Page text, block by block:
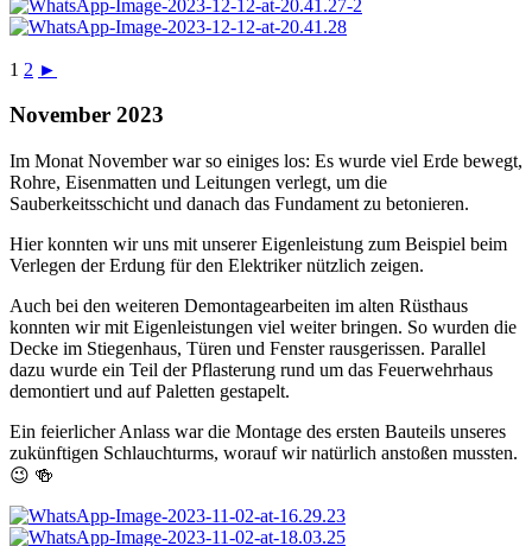
1 2 ►
November 2023
Im Monat November war so einiges los: Es wurde viel Erde bewegt,
Rohre, Eisenmatten und Leitungen verlegt, um die
Sauberkeitsschicht und danach das Fundament zu betonieren.
Hier konnten wir uns mit unserer Eigenleistung zum Beispiel beim
Verlegen der Erdung für den Elektriker nützlich zeigen.
Auch bei den weiteren Demontagearbeiten im alten Rüsthaus
konnten wir mit Eigenleistungen viel weiter bringen. So wurden die
Decke im Stiegenhaus, Türen und Fenster rausgerissen. Parallel
dazu wurde ein Teil der Pflasterung rund um das Feuerwehrhaus
demontiert und auf Paletten gestapelt.
Ein feierlicher Anlass war die Montage des ersten Bauteils unseres
zukünftigen Schlauchturms, worauf wir natürlich anstoßen mussten.
😉 🍻